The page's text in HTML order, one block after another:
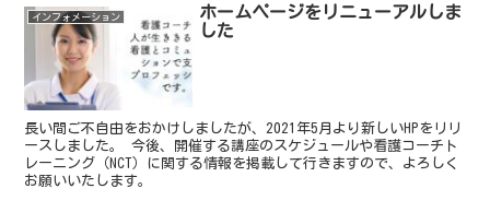
インフォメーション
ホームページをリニューアルしま
した
長い間ご不自由をおかけしましたが、2021年5月より新しいHPをリリ
ースしました。 今後、開催する講座のスケジュールや看護コーチト
レーニング（NCT）に関する情報を掲載して行きますので、よろしく
お願いいたします。